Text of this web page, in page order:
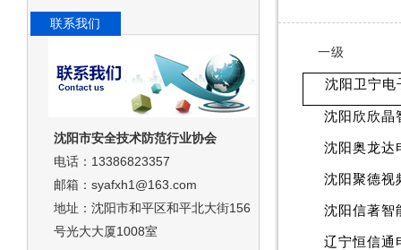
联系我们
沈阳市安全技术防范行业协会
电话：13386823357
邮箱：syafxh1@163.com
地址：沈阳市和平区和平北大街156
号光大大厦1008室
一级
沈阳卫宁电
沈阳欣欣晶
沈阳奥龙达
沈阳聚德视
沈阳信著智
辽宁恒信通